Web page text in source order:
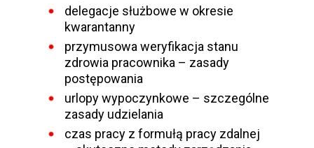
delegacje służbowe w okresie
kwarantanny
przymusowa weryfikacja stanu
zdrowia pracownika – zasady
postępowania
urlopy wypoczynkowe – szczególne
zasady udzielania
czas pracy z formułą pracy zdalnej